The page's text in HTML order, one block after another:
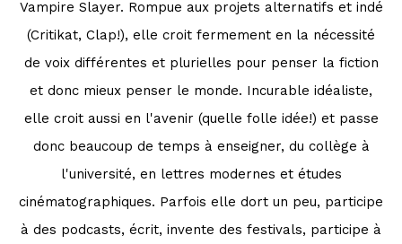
Vampire Slayer. Rompue aux projets alternatifs et indé
(Critikat, Clap!), elle croit fermement en la nécessité
de voix différentes et plurielles pour penser la fiction
et donc mieux penser le monde. Incurable idéaliste,
elle croit aussi en l'avenir (quelle folle idée!) et passe
donc beaucoup de temps à enseigner, du collège à
l'université, en lettres modernes et études
cinématographiques. Parfois elle dort un peu, participe
à des podcasts, écrit, invente des festivals, participe à